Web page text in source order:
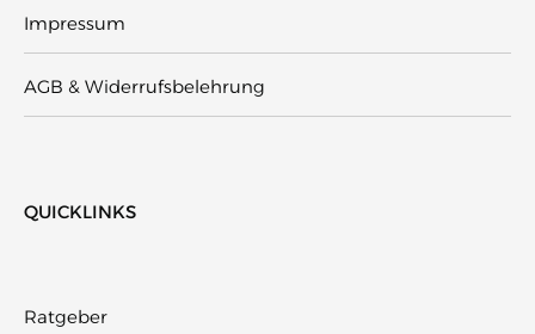
Impressum
AGB & Widerrufsbelehrung
QUICKLINKS
Ratgeber